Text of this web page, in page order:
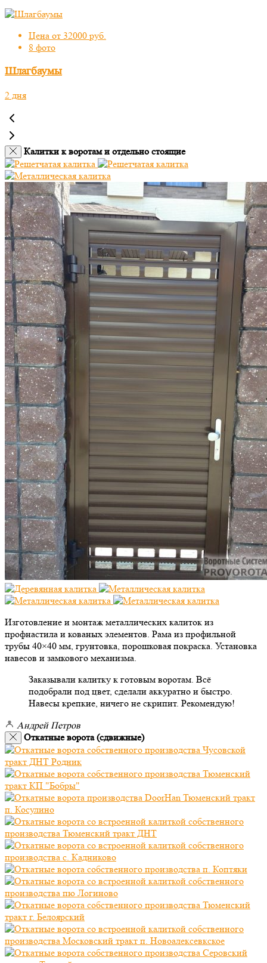
Цена от 32000 руб.
8 фото
Шлагбаумы
2 дня
Калитки к воротам и отдельно стоящие
Изготовление и монтаж металлических калиток из
профнастила и кованых элементов. Рама из профильной
трубы 40×40 мм, грунтовка, порошковая покраска. Установка
навесов и замкового механизма.
Заказывали калитку к готовым воротам. Всё
подобрали под цвет, сделали аккуратно и быстро.
Навесы крепкие, ничего не скрипит. Рекомендую!
Андрей Петров
Откатные ворота (сдвижные)